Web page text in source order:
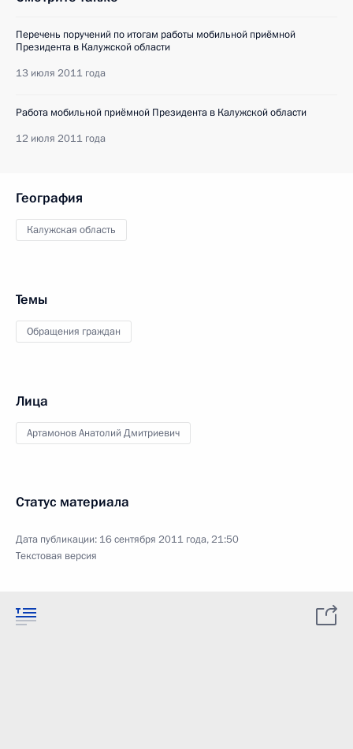
Перечень поручений по итогам работы мобильной приёмной
Президента в Калужской области
13 июля 2011 года
Работа мобильной приёмной Президента в Калужской области
12 июля 2011 года
География
Калужская область
Темы
Обращения граждан
Лица
Артамонов Анатолий Дмитриевич
Статус материала
Дата публикации: 16 сентября 2011 года, 21:50
Текстовая версия